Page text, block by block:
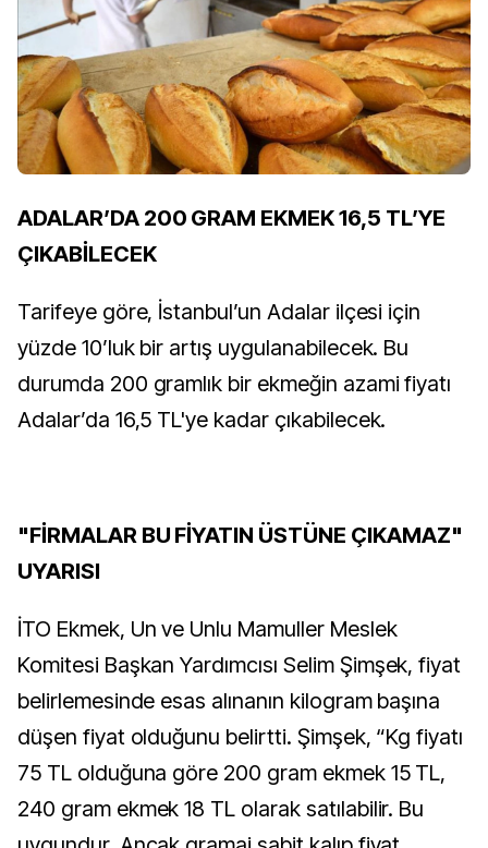
ADALAR’DA 200 GRAM EKMEK 16,5 TL’YE
ÇIKABİLECEK
Tarifeye göre, İstanbul’un Adalar ilçesi için
yüzde 10’luk bir artış uygulanabilecek. Bu
durumda 200 gramlık bir ekmeğin azami fiyatı
Adalar’da 16,5 TL'ye kadar çıkabilecek.
"FİRMALAR BU FİYATIN ÜSTÜNE ÇIKAMAZ"
UYARISI
İTO Ekmek, Un ve Unlu Mamuller Meslek
Komitesi Başkan Yardımcısı Selim Şimşek, fiyat
belirlemesinde esas alınanın kilogram başına
düşen fiyat olduğunu belirtti. Şimşek, “Kg fiyatı
75 TL olduğuna göre 200 gram ekmek 15 TL,
240 gram ekmek 18 TL olarak satılabilir. Bu